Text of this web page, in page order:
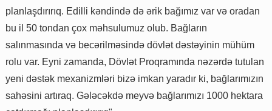
planlaşdırırıq. Edilli kəndində də ərik bağımız var və oradan
bu il 50 tondan çox məhsulumuz olub. Bağların
salınmasında və becərilməsində dövlət dəstəyinin mühüm
rolu var. Eyni zamanda, Dövlət Proqramında nəzərdə tutulan
yeni dəstək mexanizmləri bizə imkan yaradır ki, bağlarımızın
sahəsini artıraq. Gələcəkdə meyvə bağlarımızı 1000 hektara